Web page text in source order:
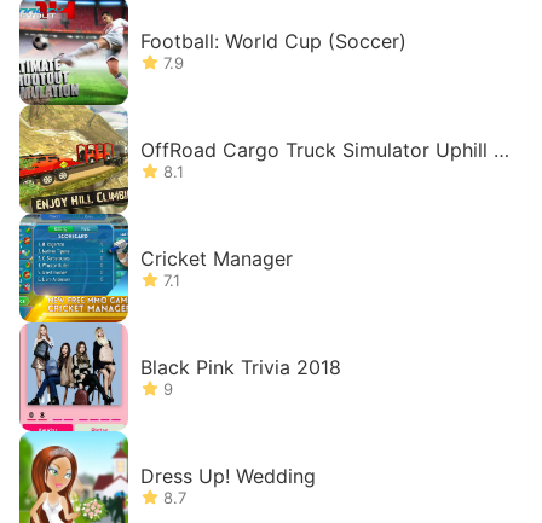
Football: World Cup (Soccer)
7.9
OffRoad Cargo Truck Simulator Uphill D
riving Games
8.1
Cricket Manager
7.1
Black Pink Trivia 2018
9
Dress Up! Wedding
8.7